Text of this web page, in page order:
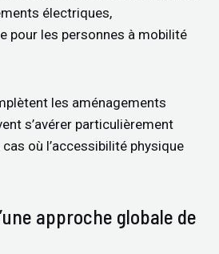
électriques,
pour les personnes à mobilité
les aménagements
s’avérer particulièrement
où l’accessibilité physique
approche globale de